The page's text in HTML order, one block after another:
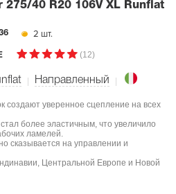
275/40 R20 106V XL Runflat
2 шт.
(12)
Направленный
создают уверенное сцепление на всех
более эластичным, что увеличило
ламелей.
сказывается на управлении и
Центральной Европе и Новой